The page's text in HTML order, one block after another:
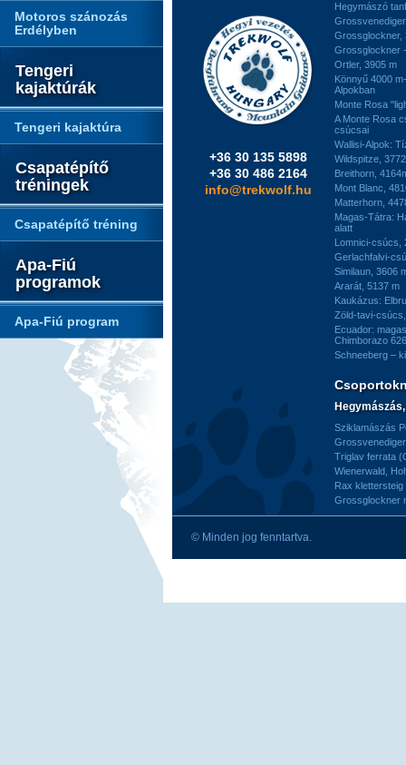
Motoros szánozás
Erdélyben
Tengeri
kajaktúrák
Tengeri kajaktúra
Csapatépítő
tréningek
Csapatépítő tréning
Apa-Fiú
programok
Apa-Fiú program
+36 30 135 5898
+36 30 486 2164
info@trekwolf.hu
Hegymászó
Grossglockner,
Grossglockner
Ortler, 3905 m
Könnyű 4000
Alpokban
Monte Rosa
A Monte Rosa
csúcsai
Wallisi-Alpok:
Wildspitze,
Breithorn,
Mont Blanc,
Matterhorn,
Magas-Tátra:
alatt
Lomnici-csúcs,
Gerlachfalvi-
Similaun, 3606
Ararát, 5137 m
Kaukázus:
Zöld-tavi-
Ecuador:
Chimborazo
Schneeberg –
Sziklamászás
Triglav ferrata
Wienerwald,
Rax
Grossglockner
© Minden jog fenntartva.